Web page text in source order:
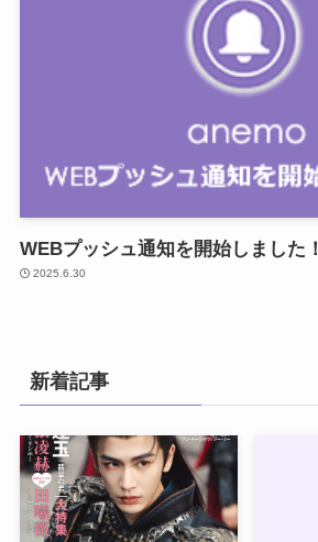
WEBプッシュ通知を開始しました！
2025.6.30
新着記事